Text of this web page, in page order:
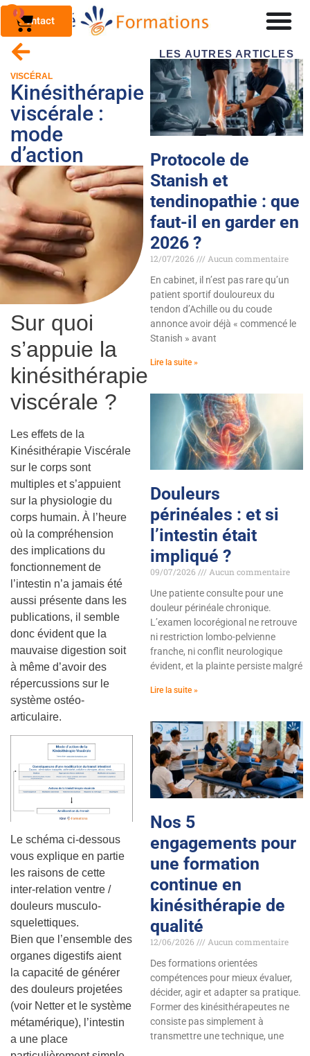
Contact
0
VISCÉRAL
Kinésithérapie
viscérale :
mode
d’action
Sur quoi
s’appuie la
kinésithérapie
viscérale ?
Les effets de la
Kinésithérapie Viscérale
sur le corps sont
multiples et s’appuient
sur la physiologie du
corps humain. À l’heure
où la compréhension
des implications du
fonctionnement de
l’intestin n’a jamais été
aussi présente dans les
publications, il semble
donc évident que la
mauvaise digestion soit
à même d’avoir des
répercussions sur le
système ostéo-
articulaire.
Le schéma ci-dessous
vous explique en partie
les raisons de cette
inter-relation ventre /
douleurs musculo-
squelettiques.
Bien que l’ensemble des
organes digestifs aient
la capacité de générer
des douleurs projetées
(voir Netter et le système
métamérique), l’intestin
a une place
LES AUTRES ARTICLES
Protocole de
Stanish et
tendinopathie : que
faut-il en garder en
2026 ?
12/07/2026
Aucun commentaire
En cabinet, il n’est pas rare qu’un
patient sportif douloureux du
tendon d’Achille ou du coude
annonce avoir déjà « commencé le
Stanish » avant
Lire la suite »
Douleurs
périnéales : et si
l’intestin était
impliqué ?
09/07/2026
Aucun commentaire
Une patiente consulte pour une
douleur périnéale chronique.
L’examen locorégional ne retrouve
ni restriction lombo-pelvienne
franche, ni conflit neurologique
évident, et la plainte persiste malgré
Lire la suite »
Nos 5
engagements pour
une formation
continue en
kinésithérapie de
qualité
12/06/2026
Aucun commentaire
Des formations orientées
compétences pour mieux évaluer,
décider, agir et adapter sa pratique.
Former des kinésithérapeutes ne
consiste pas simplement à
transmettre une technique, une